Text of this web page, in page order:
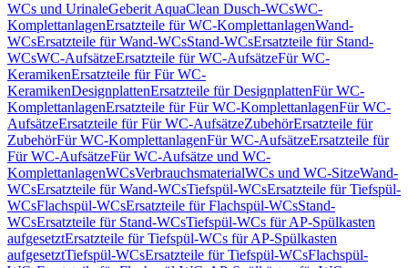
WCs und UrinaleGeberit AquaClean Dusch-WCsWC-
KomplettanlagenErsatzteile für WC-KomplettanlagenWand-
WCsErsatzteile für Wand-WCsStand-WCsErsatzteile für Stand-
WCsWC-AufsätzeErsatzteile für WC-AufsätzeFür WC-
KeramikenErsatzteile für Für WC-
KeramikenDesignplattenErsatzteile für DesignplattenFür WC-
KomplettanlagenErsatzteile für Für WC-KomplettanlagenFür WC-
AufsätzeErsatzteile für Für WC-AufsätzeZubehörErsatzteile für
ZubehörFür WC-KomplettanlagenFür WC-AufsätzeErsatzteile für
Für WC-AufsätzeFür WC-Aufsätze und WC-
KomplettanlagenWCsVerbrauchsmaterialWCs und WC-SitzeWand-
WCsErsatzteile für Wand-WCsTiefspül-WCsErsatzteile für Tiefspül-
WCsFlachspül-WCsErsatzteile für Flachspül-WCsStand-
WCsErsatzteile für Stand-WCsTiefspül-WCs für AP-Spülkasten
aufgesetztErsatzteile für Tiefspül-WCs für AP-Spülkasten
aufgesetztTiefspül-WCsErsatzteile für Tiefspül-WCsFlachspül-